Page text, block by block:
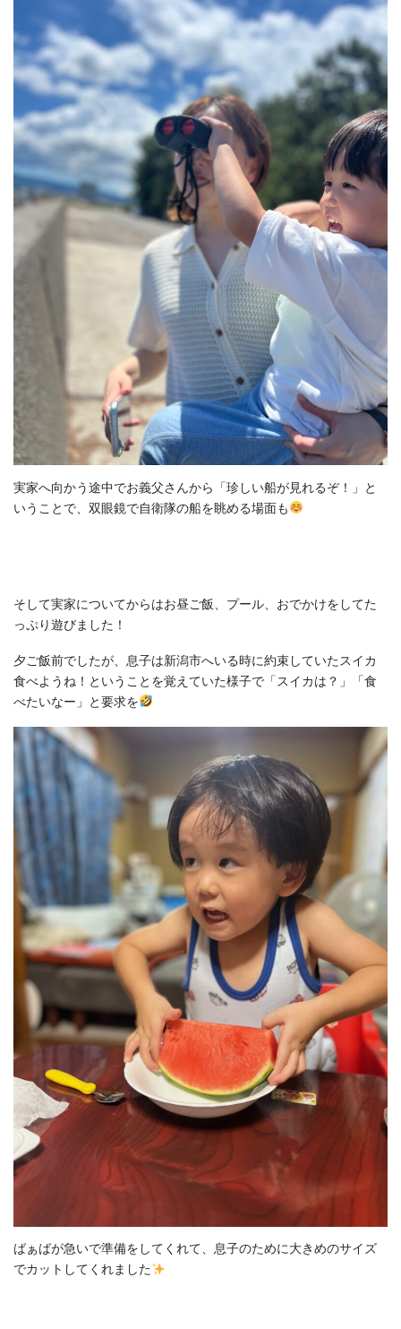
実家へ向かう途中でお義父さんから「珍しい船が見れるぞ！」と
いうことで、双眼鏡で自衛隊の船を眺める場面も
そして実家についてからはお昼ご飯、プール、おでかけをしてた
っぷり遊びました！
夕ご飯前でしたが、息子は新潟市へいる時に約束していたスイカ
食べようね！ということを覚えていた様子で「スイカは？」「食
べたいなー」と要求を
ばぁばが急いで準備をしてくれて、息子のために大きめのサイズ
でカットしてくれました